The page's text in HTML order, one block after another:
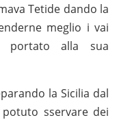
Tetide dando la
meglio i vai
portato alla sua
la Sicilia dal
sservare dei